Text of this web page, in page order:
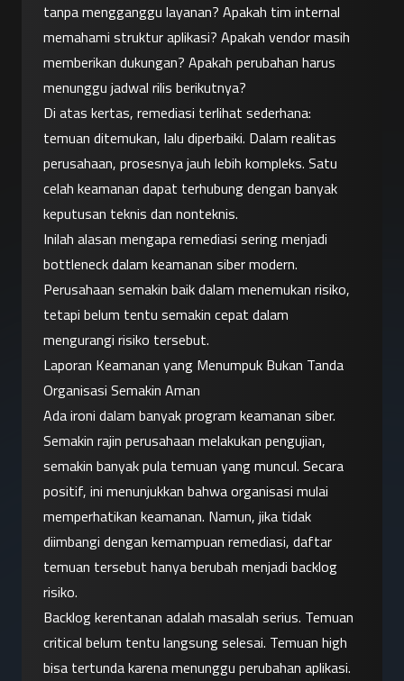
tanpa mengganggu layanan? Apakah tim internal
memahami struktur aplikasi? Apakah vendor masih
memberikan dukungan? Apakah perubahan harus
menunggu jadwal rilis berikutnya?
Di atas kertas, remediasi terlihat sederhana:
temuan ditemukan, lalu diperbaiki. Dalam realitas
perusahaan, prosesnya jauh lebih kompleks. Satu
celah keamanan dapat terhubung dengan banyak
keputusan teknis dan nonteknis.
Inilah alasan mengapa remediasi sering menjadi
bottleneck dalam keamanan siber modern.
Perusahaan semakin baik dalam menemukan risiko,
tetapi belum tentu semakin cepat dalam
mengurangi risiko tersebut.
Laporan Keamanan yang Menumpuk Bukan Tanda
Organisasi Semakin Aman
Ada ironi dalam banyak program keamanan siber.
Semakin rajin perusahaan melakukan pengujian,
semakin banyak pula temuan yang muncul. Secara
positif, ini menunjukkan bahwa organisasi mulai
memperhatikan keamanan. Namun, jika tidak
diimbangi dengan kemampuan remediasi, daftar
temuan tersebut hanya berubah menjadi backlog
risiko.
Backlog kerentanan adalah masalah serius. Temuan
critical belum tentu langsung selesai. Temuan high
bisa tertunda karena menunggu perubahan aplikasi.